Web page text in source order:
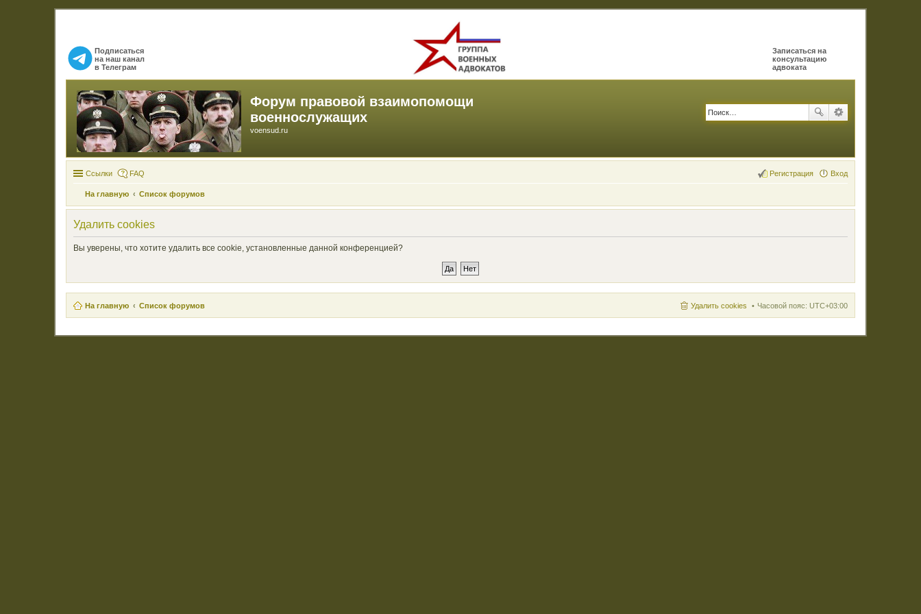
Подписаться
на наш канал
в Телеграм
Записаться на
консультацию
адвоката
Форум правовой взаимопомощи
военнослужащих
voensud.ru
Ссылки FAQ Вход
Регистрация
На главную Список форумов
Удалить cookies
Вы уверены, что хотите удалить все cookie, установленные данной конференцией?
На главную Список форумов Часовой пояс: UTC+03:00
Удалить cookies